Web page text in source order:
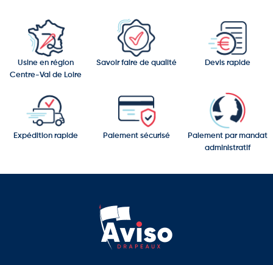
Compatible avec les mâts sans potence
Usine en région
Centre-Val de Loire
Savoir faire de qualité Devis rapide
Expédition rapide Paiement sécurisé
Paiement par mandat
administratif